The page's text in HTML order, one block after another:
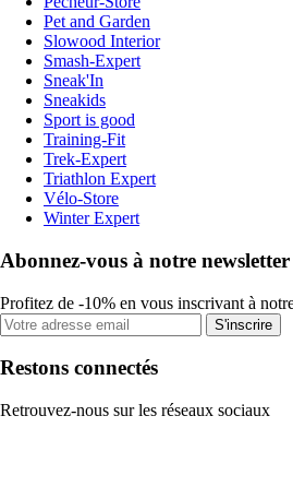
Pet and Garden
Slowood Interior
Smash-Expert
Sneak'In
Sneakids
Sport is good
Training-Fit
Trek-Expert
Triathlon Expert
Vélo-Store
Winter Expert
Abonnez-vous à notre newsletter
Profitez de -10% en vous inscrivant à
S'inscrire
Restons connectés
Retrouvez-nous sur les réseaux sociaux